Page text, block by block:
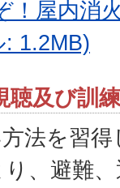
！屋内消
1.2MB)
及び訓
法を習
、避難